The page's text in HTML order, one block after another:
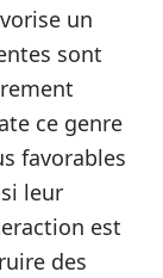
un
sont
ce genre
favorables
leur
est
des